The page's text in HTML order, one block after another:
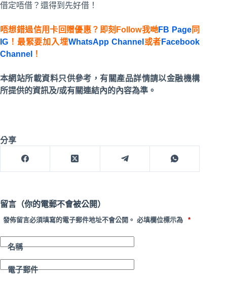
借定唔借？還得到先好借！
唔想錯過信用卡回贈優惠？即刻Follow我哋FB Page同
IG ！最緊要加入埋WhatsApp Channel 或者 Facebook
Channel
！
本網站所載資料只供參考，有關產品詳情請以金融機構
所提供的資訊及/或有關連結內的內容為準。
分享
留言（你的電郵不會被公開）
發佈留言必須填寫的電子郵件地址不會公開。 必填欄位標示為 *
名稱
電子郵件